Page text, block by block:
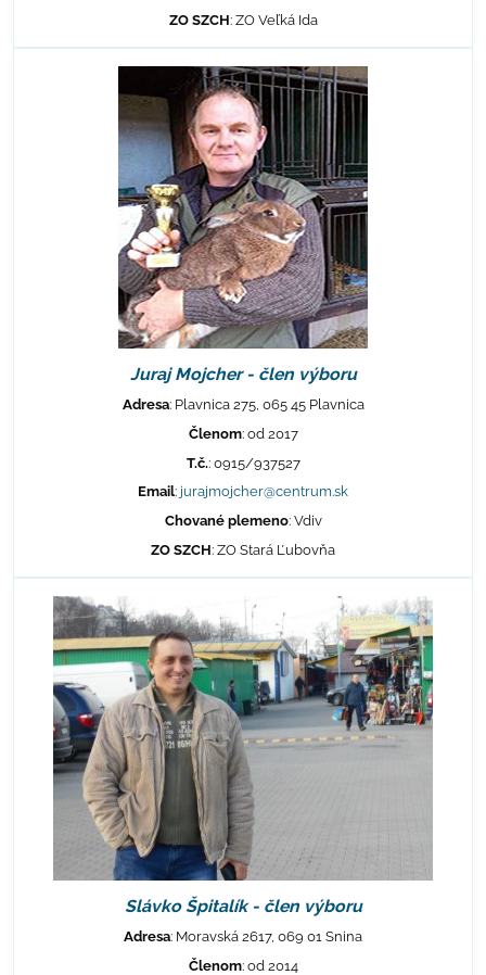
ZO SZCH: ZO Veľká Ida
Juraj Mojcher - člen výboru
Adresa: Plavnica 275, 065 45 Plavnica
Členom: od 2017
T.č.: 0915/937527
Email: jurajmojcher@centrum.sk
Chované plemeno: Vdiv
ZO SZCH: ZO Stará Ľubovňa
Slávko Špitalík - člen výboru
Adresa: Moravská 2617, 069 01 Snina
Členom: od 2014